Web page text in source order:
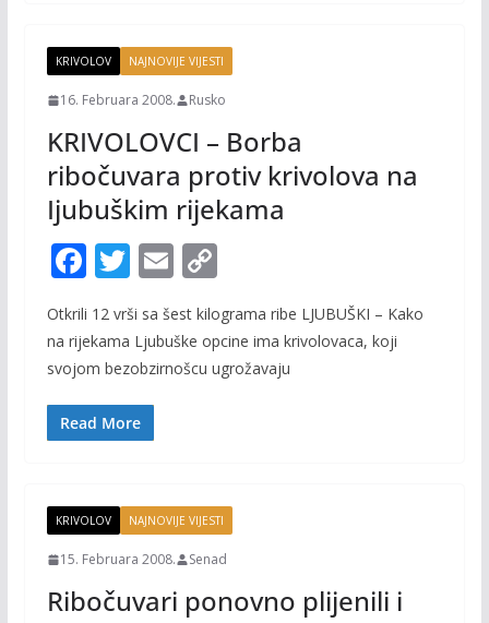
KRIVOLOV NAJNOVIJE VIJESTI
16. Februara 2008. Rusko
KRIVOLOVCI – Borba
ribočuvara protiv krivolova na
Ijubuškim rijekama
F
e
b
o
o
T
w
itt
er
E
m
ai
l
C
p
y
Otkrili 12 vrši sa šest kilograma ribe LJUBUŠKI – Kako
na rijekama Ljubuške opcine ima krivolovaca, koji
svojom bezobzirnošcu ugrožavaju
Read More
KRIVOLOV NAJNOVIJE VIJESTI
15. Februara 2008. Senad
Ribočuvari ponovno plijenili i